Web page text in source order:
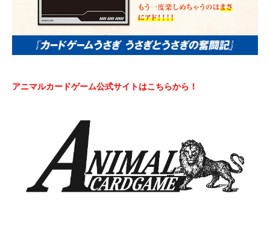
アニマルカードゲーム公式サイトはこちらから！